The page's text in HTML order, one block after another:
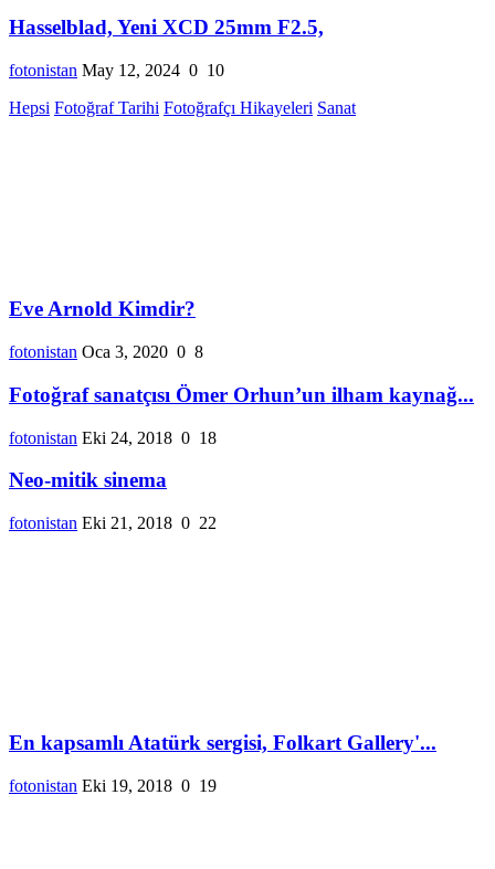
Hasselblad, Yeni XCD 25mm F2.5,
fotonistan May 12, 2024 0 10
Hepsi Fotoğraf Tarihi Fotoğrafçı Hikayeleri Sanat
Eve Arnold Kimdir?
fotonistan Oca 3, 2020 0 8
Fotoğraf sanatçısı Ömer Orhun’un ilham kaynağ...
fotonistan Eki 24, 2018 0 18
Neo-mitik sinema
fotonistan Eki 21, 2018 0 22
En kapsamlı Atatürk sergisi, Folkart Gallery'...
fotonistan Eki 19, 2018 0 19